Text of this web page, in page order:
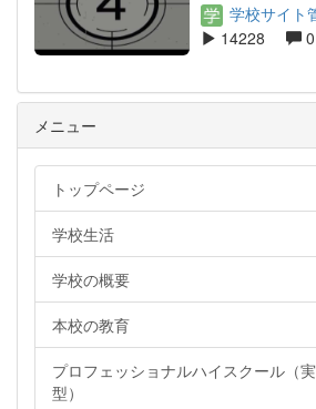
学校サイト
14228
0
メニュー
トップページ
学校生活
学校の概要
本校の教育
プロフェッショナルハイスクール（
型）